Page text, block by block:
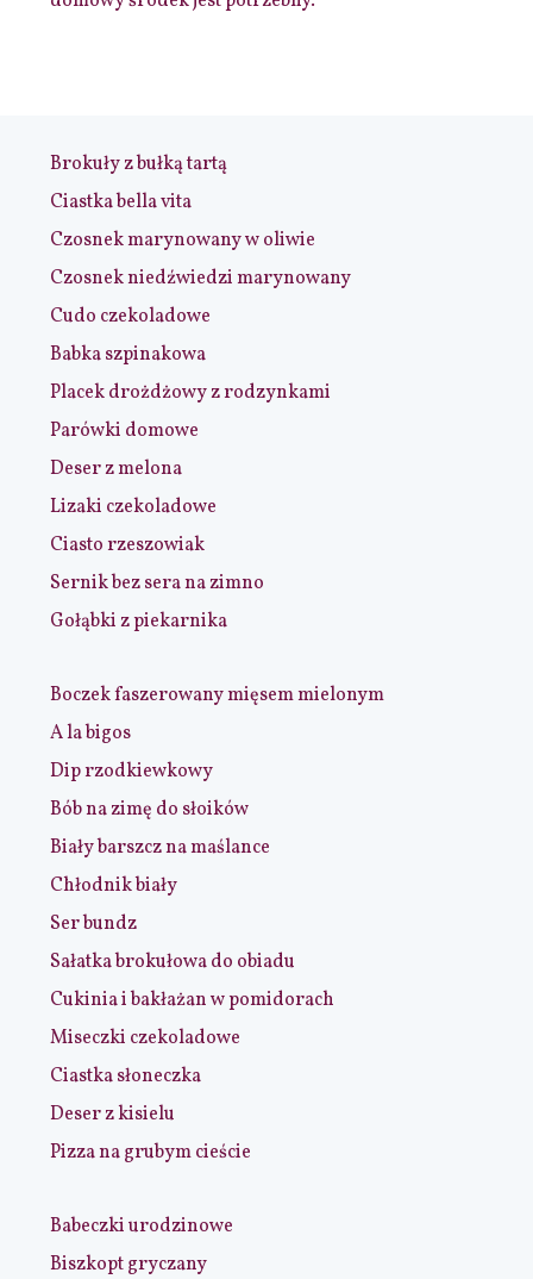
Brokuły z bułką tartą
Ciastka bella vita
Czosnek marynowany w oliwie
Czosnek niedźwiedzi marynowany
Cudo czekoladowe
Babka szpinakowa
Placek drożdżowy z rodzynkami
Parówki domowe
Deser z melona
Lizaki czekoladowe
Ciasto rzeszowiak
Sernik bez sera na zimno
Gołąbki z piekarnika
Boczek faszerowany mięsem mielonym
A la bigos
Dip rzodkiewkowy
Bób na zimę do słoików
Biały barszcz na maślance
Chłodnik biały
Ser bundz
Sałatka brokułowa do obiadu
Cukinia i bakłażan w pomidorach
Miseczki czekoladowe
Ciastka słoneczka
Deser z kisielu
Pizza na grubym cieście
Babeczki urodzinowe
Biszkopt gryczany